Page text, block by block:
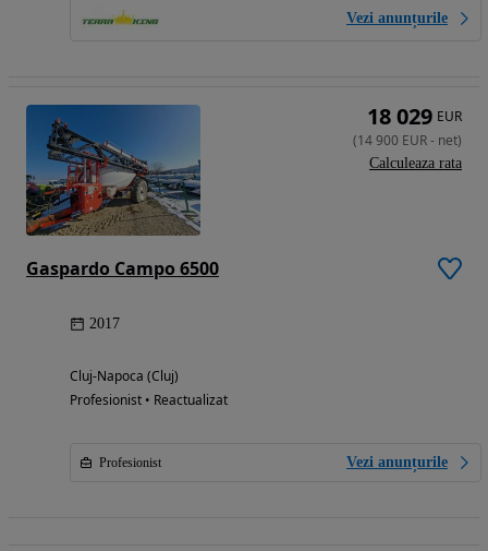
Vezi anunțurile
Gaspardo Campo 6500
2017
Cluj-Napoca (Cluj)
Profesionist • Reactualizat
Profesionist Vezi anunțurile
18 029 EUR
(14 900 EUR- net)
Calculeaza rata